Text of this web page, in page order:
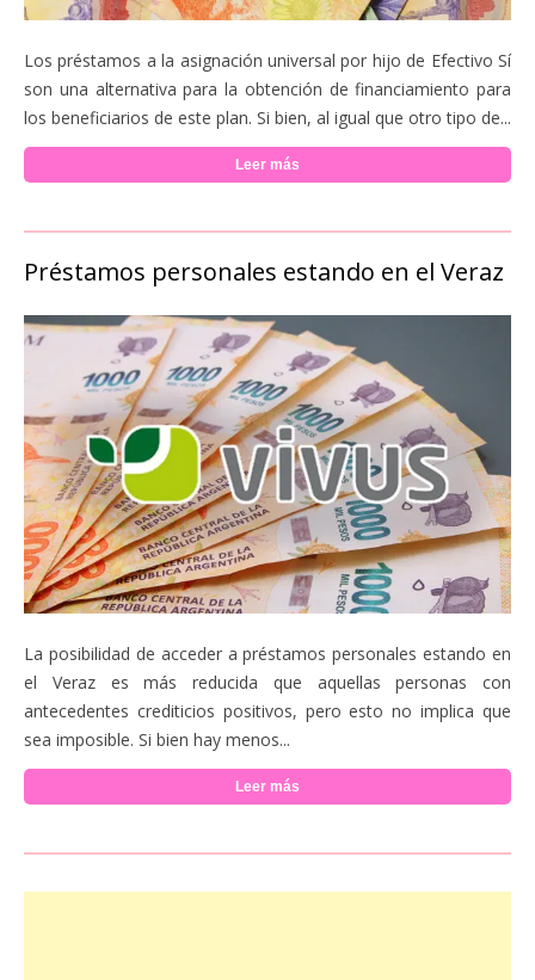
Los préstamos a la asignación universal por hijo de Efectivo Sí
son una alternativa para la obtención de financiamiento para
los beneficiarios de este plan. Si bien, al igual que otro tipo de...
Leer más
Préstamos personales estando en el Veraz
La posibilidad de acceder a préstamos personales estando en
el Veraz es más reducida que aquellas personas con
antecedentes crediticios positivos, pero esto no implica que
sea imposible. Si bien hay menos...
Leer más